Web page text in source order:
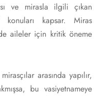
ve mirasla ilgili çıkan
konuları kapsar. Miras
aileler için kritik öneme
arasında yapılır,
bu vasiyetnameye